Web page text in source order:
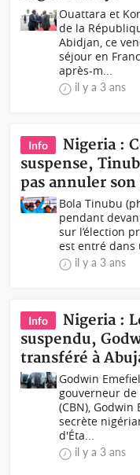
Ouattara et
de la
Abidjan, ce
séjour en
après-m...
il y a 3 ans
Info
Nigeria :
suspense,
pas annuler
Bola Tinubu
pendant
sur l’élection
est entré dans
il y a 3 ans
Info
Nigeria :
suspendu,
transféré à
Godwin
gouverneur
(CBN),
secrète
d'Éta...
il y a 3 ans